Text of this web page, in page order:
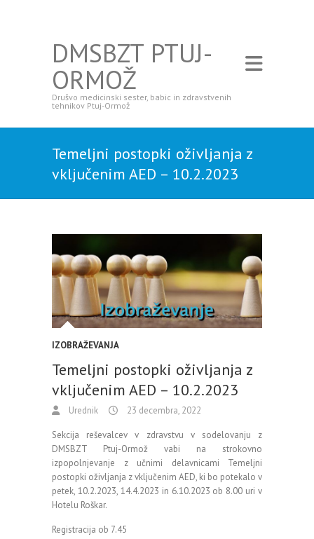
DMSBZT PTUJ-
ORMOŽ
Drušvo medicinski sester, babic in zdravstvenih
tehnikov Ptuj-Ormož
Temeljni postopki oživljanja z
vključenim AED – 10.2.2023
IZOBRAŽEVANJA
Temeljni postopki oživljanja z
vključenim AED – 10.2.2023
Urednik 23 decembra, 2022
Sekcija reševalcev v zdravstvu v sodelovanju z
DMSBZT Ptuj-Ormož vabi na strokovno
izpopolnjevanje z učnimi delavnicami Temeljni
postopki oživljanja z vključenim AED, ki bo potekalo v
petek, 10.2.2023, 14.4.2023 in 6.10.2023 ob 8.00 uri v
Hotelu Roškar.
Registracija ob 7.45